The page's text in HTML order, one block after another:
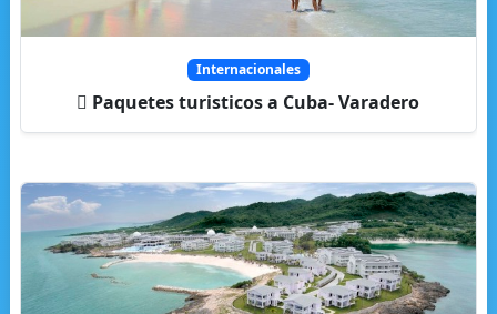
Internacionales
Paquetes turisticos a Cuba- Varadero